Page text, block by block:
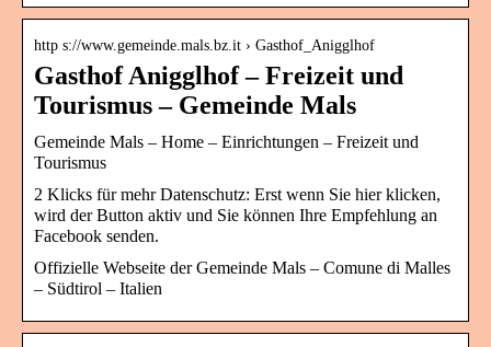
http s://www.gemeinde.mals.bz.it › Gasthof_Anigglhof
Gasthof Anigglhof – Freizeit und
Tourismus – Gemeinde Mals
Gemeinde Mals – Home – Einrichtungen – Freizeit und
Tourismus
2 Klicks für mehr Datenschutz: Erst wenn Sie hier klicken,
wird der Button aktiv und Sie können Ihre Empfehlung an
Facebook senden.
Offizielle Webseite der Gemeinde Mals – Comune di Malles
– Südtirol – Italien